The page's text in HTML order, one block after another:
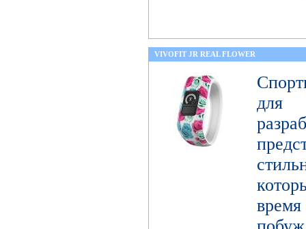
VIVOFIT JR REAL FLOWER
для